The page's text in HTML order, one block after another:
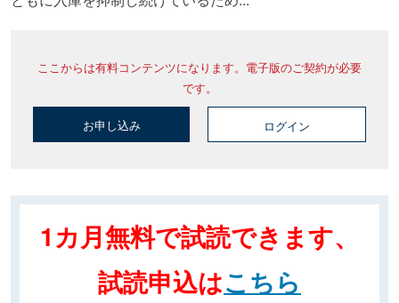
ここからは有料コンテンツになります。電子版のご契約が必要
です。
お申し込み ログイン
1カ月無料で試読できます、
試読申込はこちら